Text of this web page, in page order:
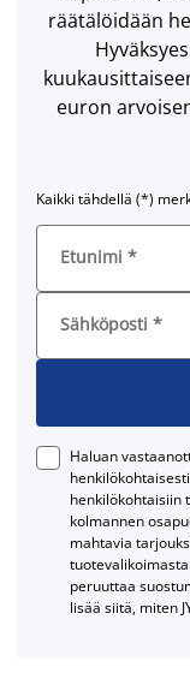
räätälöidään
euron
Kaikki tähdellä (*)
Etunimi *
Sähköposti *
Haluan
henkilökohtaisiin
kolmannen
mahtavia
peruuttaa
lisää siitä, miten